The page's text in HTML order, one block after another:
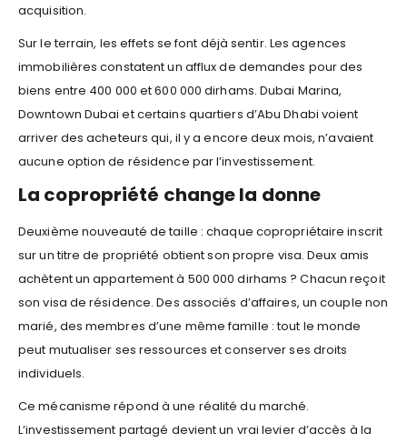
acquisition.
Sur le terrain, les effets se font déjà sentir. Les agences
immobilières constatent un afflux de demandes pour des
biens entre 400 000 et 600 000 dirhams. Dubai Marina,
Downtown Dubai et certains quartiers d’Abu Dhabi voient
arriver des acheteurs qui, il y a encore deux mois, n’avaient
aucune option de résidence par l’investissement.
La copropriété change la donne
Deuxième nouveauté de taille : chaque copropriétaire inscrit
sur un titre de propriété obtient son propre visa. Deux amis
achètent un appartement à 500 000 dirhams ? Chacun reçoit
son visa de résidence. Des associés d’affaires, un couple non
marié, des membres d’une même famille : tout le monde
peut mutualiser ses ressources et conserver ses droits
individuels.
Ce mécanisme répond à une réalité du marché.
L’investissement partagé devient un vrai levier d’accès à la